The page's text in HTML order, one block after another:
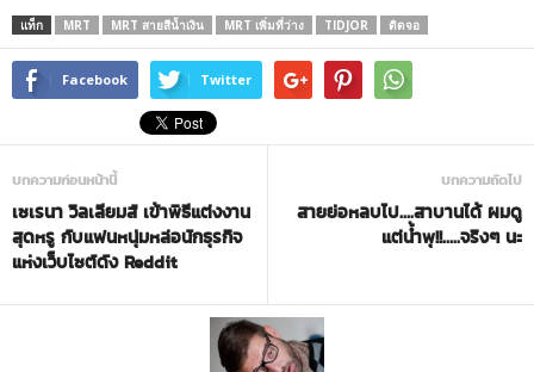
แท็ก MRT MRT สายสีน้ำเงิน MRT เพิ่มที่ว่าง TIDJOR ติดจอ
Facebook Twitter
บทความก่อนหน้านี้
เซเรนา วิลเลียมส์ เข้าพิธีแต่งงาน
สุดหรู กับแฟนหนุ่มหล่อนักธุรกิจ
แห่งเว็บไซต์ดัง Reddit
บทความถัดไป
สายย่อหลบไป….สาบานได้ ผมดู
แต่น้ำพุ!!…..จริงๆ นะ